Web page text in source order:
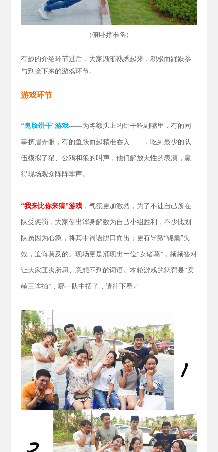
（俯卧撑准备 ）
有趣的介绍环节过后，大家渐渐熟悉起来，积极而踊跃参
与到接下来的游戏环节。
游戏环节
“鬼脸饼干”游戏——为将额头上的饼干吃到嘴里，有的同
事挤眉弄眼，有的鱼跃而起精准吞入……，吃到最少的队
伍模拟了猫、公鸡和狼的叫声，他们解放天性的表演，赢
得现场观众阵阵掌声。
“我来比你来猜”游戏，气氛更加激烈，为了不让自己所在
队受惩罚，大家使出浑身解数为自己小组胜利，不少比划
队员因为心急，将其中词语脱口而出；更有导致“锦囊”失
效，追悔莫及的。现场更是涌现出一位“女诸葛”，频频答对
让大家匪夷所思、意想不到的词语。本轮游戏的惩罚是“卖
萌三连拍”，哪一队中招了，请往下看↙